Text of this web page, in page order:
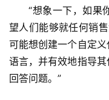
“想象一下，如果
望人们能够就任何销
可能想创建一个自定
语言，并有效地指导
回答问题。”